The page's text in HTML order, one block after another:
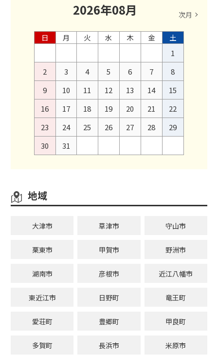
2026年08月 次月
日 月 火 水 木 金
土
1
2
3 4 5 6 7
8
9
10 11 12 13 14
15
16
17 18 19 20 21
22
23
24 25 26 27 28
29
30
31
地域
大津市 草津市 守山市
栗東市 甲賀市 野洲市
湖南市 彦根市 近江八幡市
東近江市 日野町 竜王町
愛荘町 豊郷町 甲良町
多賀町 長浜市 米原市